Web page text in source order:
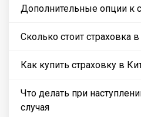
Дополнительные опции к
Сколько стоит страховка
Как купить страховку в
Что делать при
случая